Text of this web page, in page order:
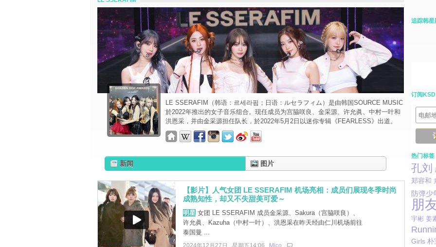
LE SSERAFIM（韩语：르세라핌；日语：ルセラフィム）是由韩国SOURCE MUSIC
於2022年推出的女子音乐组合。现任成员为宫脇咲良、金采源、许允眞、中村一叶和
洪恩采，并由金采源担任队长，於2022年5月2日以迷你专辑《FEARLESS》出道。
新闻 图片
【影片】人气女团 LE SSERAFIM 机场亮相：成员们展现冬季时尚
成熟知性，却又不失甜美可爱～
明星女团 LE SSERAFIM 成员金采源、Sakura（宫脇咲良）、
许允眞、Kazuha（中村一叶）、洪恩采在昨天经由仁川机场前往
泰国曼 ...
2024年12月27日 星期五14:06 Mico
追踪韩星
订阅KSD
热门标签
孔刘
郑容和
防弹少
朋
宇彬 姜
Girls 朴